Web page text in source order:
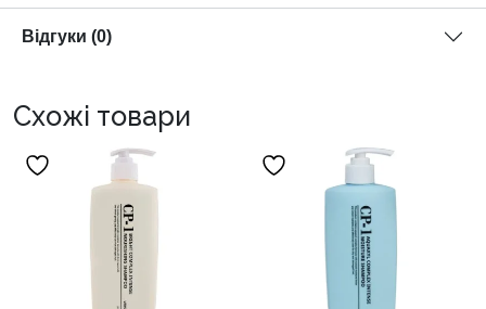
Відгуки (0)
Схожі товари